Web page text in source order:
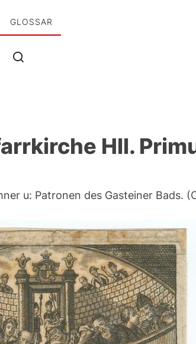
GLOSSAR
Hll.
u: Patronen des Gasteiner Bads.